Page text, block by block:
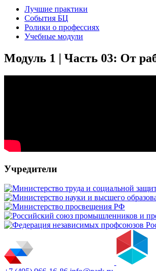
Лучшие практики
События БЦ
Ролики о профессиях
Учебные модули
Модуль 1 | Часть 03: От
Учредители